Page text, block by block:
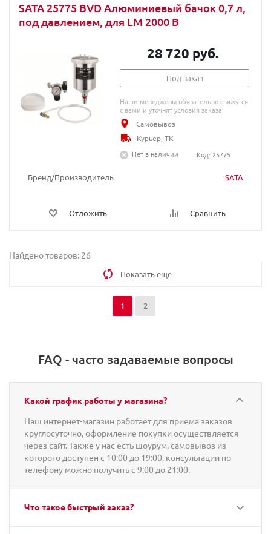
SATA 25775 BVD Алюминиевый бачок 0,7 л,
под давлением, для LM 2000 B
Бренд/Производитель SATA
Отложить Сравнить
28 720 руб.
Под заказ
Наши менеджеры обязательно свяжутся
с вами и уточнят условия заказа
Самовывоз
Курьер, ТК
Нет в наличии
Код: 25775
Найдено товаров: 26
Показать еще
1 2
FAQ - часто задаваемые вопросы
Какой график работы у магазина?
Наш интернет-магазин работает для приема заказов
круглосуточно, оформление покупки осуществляется
через сайт. Также у нас есть шоурум, самовывоз из
которого доступен с 10:00 до 19:00, консультации по
телефону можно получить с 9:00 до 21:00.
Что такое быстрый заказ?